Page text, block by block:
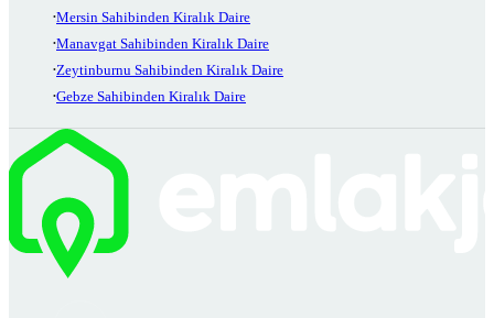
Mersin Sahibinden Kiralık Daire
Manavgat Sahibinden Kiralık Daire
Zeytinburnu Sahibinden Kiralık Daire
Gebze Sahibinden Kiralık Daire